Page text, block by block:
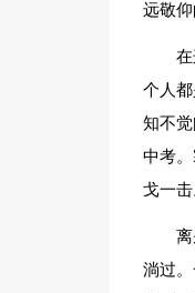
远敬
个人
知不
中考
戈一击
淌过